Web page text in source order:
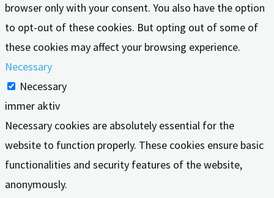
browser only with your consent. You also have the option
to opt-out of these cookies. But opting out of some of
these cookies may affect your browsing experience.
Necessary
Necessary
immer aktiv
Necessary cookies are absolutely essential for the
website to function properly. These cookies ensure basic
functionalities and security features of the website,
anonymously.